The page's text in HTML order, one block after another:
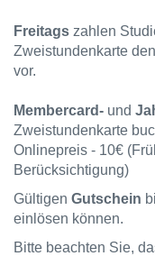
Freitags zahlen
Zweistundenkarte
vor.
Membercard- und
Zweistundenkarte
Onlinepreis - 10€
Berücksichtigung)
Gültigen Gutschein
einlösen können.
Bitte beachten Sie,